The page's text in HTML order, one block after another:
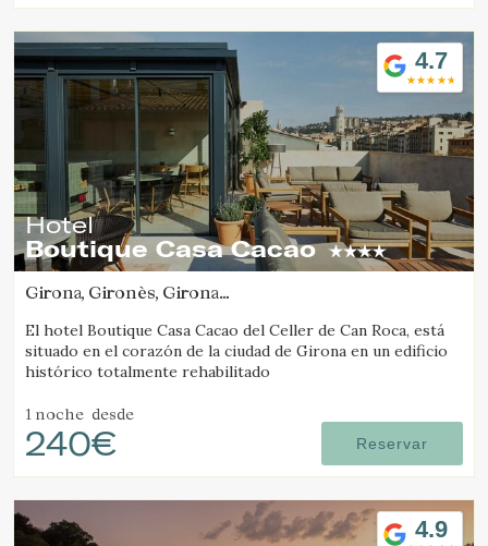
4.7
Hotel
Boutique Casa Cacao
Girona, Gironès, Girona
El hotel Boutique Casa Cacao del Celler de Can Roca, está
situado en el corazón de la ciudad de Girona en un edificio
histórico totalmente rehabilitado
1 noche desde
240€ Reservar
4.9
Modificar cookies